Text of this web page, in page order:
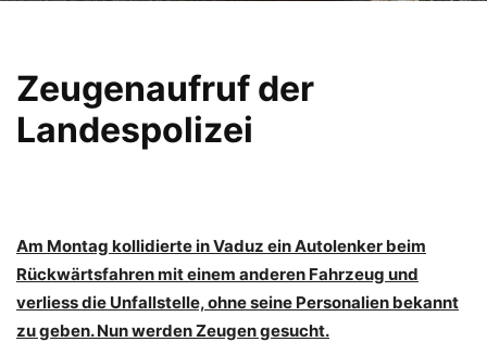
Zeugenaufruf der
Landespolizei
Am Montag kollidierte in Vaduz ein Autolenker beim
Rückwärtsfahren mit einem anderen Fahrzeug und
verliess die Unfallstelle, ohne seine Personalien bekannt
zu geben. Nun werden Zeugen gesucht.